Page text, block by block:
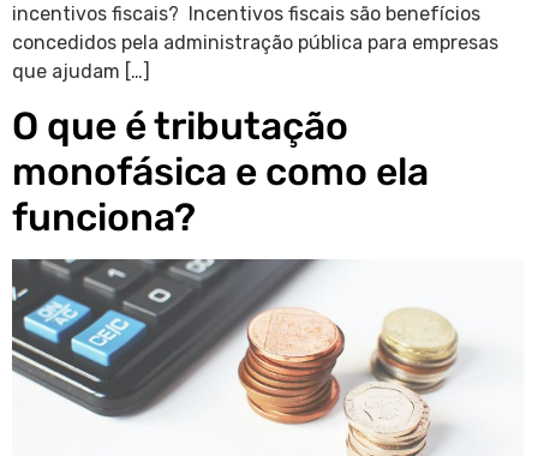
incentivos fiscais? Incentivos fiscais são benefícios
concedidos pela administração pública para empresas
que ajudam […]
O que é tributação
monofásica e como ela
funciona?